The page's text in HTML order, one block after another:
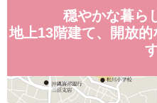
穏やかな暮ら
地上13階建て、開放